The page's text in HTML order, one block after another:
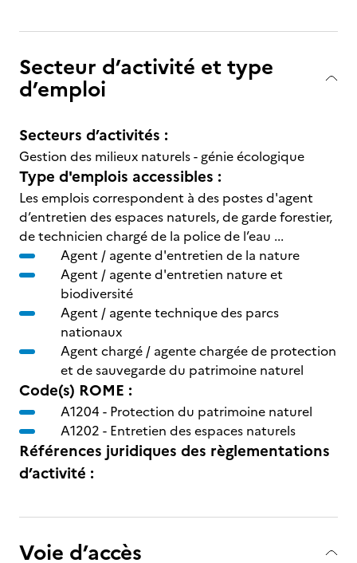
Secteur d’activité et type
d’emploi
Secteurs d’activités :
Gestion des milieux naturels - génie écologique
Type d'emplois accessibles :
Les emplois correspondent à des postes d'agent
d’entretien des espaces naturels, de garde forestier,
de technicien chargé de la police de l’eau ...
Agent / agente d'entretien de la nature
Agent / agente d'entretien nature et
biodiversité
Agent / agente technique des parcs
nationaux
Agent chargé / agente chargée de protection
et de sauvegarde du patrimoine naturel
Code(s) ROME :
A1204 - Protection du patrimoine naturel
A1202 - Entretien des espaces naturels
Références juridiques des règlementations
d’activité :
Voie d’accès